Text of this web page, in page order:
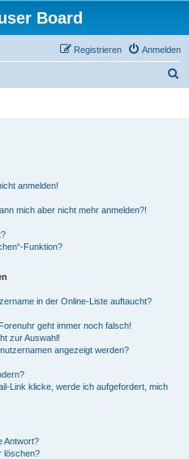
Board
Anmelden
Registrieren
anmelden!
mich aber nicht mehr anmelden?!
Funktion?
in der Online-Liste auftaucht?
geht immer noch falsch!
zur Auswahl!
angezeigt werden?
Link klicke, werde ich aufgefordert, mich
Antwort?
löschen?